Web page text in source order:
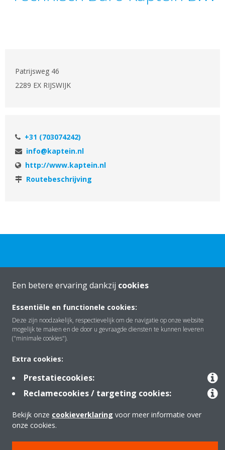
Patrijsweg 46
2289 EX RIJSWIJK
+31 (703074242)
info@kaptein.nl
http://www.kaptein.nl
Routebeschrijving
Oplossingen
Een betere ervaring dankzij cookies
Essentiële en functionele cookies:
Deze zijn noodzakelijk, respectievelijk om de navigatie op onze website
mogelijk te maken en de door u gevraagde diensten te kunnen leveren
("minimale cookies").
Extra cookies:
Prestatiecookies:
Reclamecookies / targeting cookies:
Bekijk onze cookieverklaring voor meer informatie over
onze cookies.